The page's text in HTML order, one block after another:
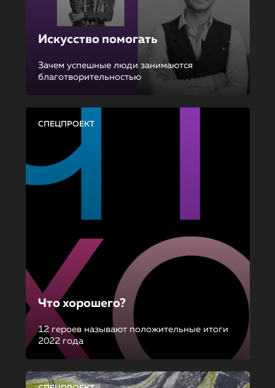
Искусство помогать
Зачем успешные люди занимаются
благотворительностью
СПЕЦПРОЕКТ
Что хорошего?
12 героев называют положительные итоги
2022 года